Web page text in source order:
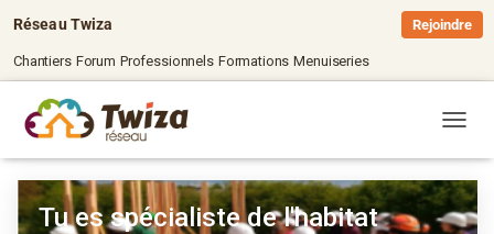
Réseau Twiza
Chantiers Forum Professionnels Formations Menuiseries
Rejoindre
Tu es spécialiste de l'habitat